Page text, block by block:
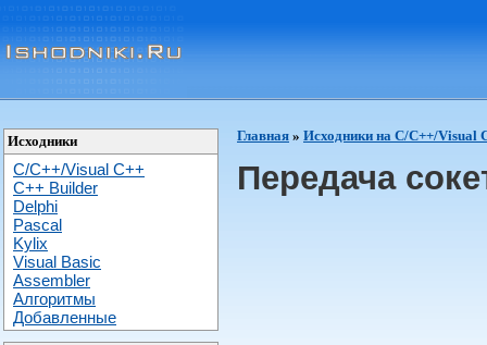
Исходники
C/C++/Visual C++
С++ Builder
Delphi
Pascal
Kylix
Visual Basic
Assembler
Алгоритмы
Добавленные
Главная » Исходники на C/C++/Visual
Передача